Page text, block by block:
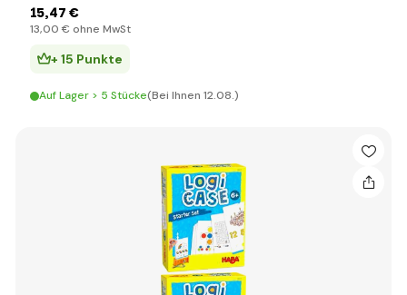
15,47 €
13,00 € ohne MwSt
+ 15 Punkte
Auf Lager > 5 Stücke(Bei Ihnen 12.08.)